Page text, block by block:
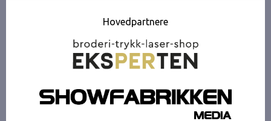
Hovedpartnere